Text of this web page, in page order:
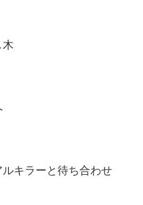
木
キラーと待ち合わせ